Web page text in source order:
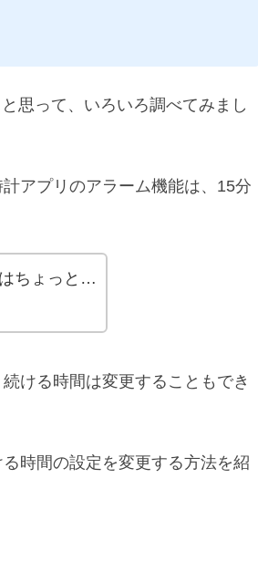
思って、いろいろ調べてみまし
アプリのアラーム機能は、15分
ちょっと…
ける時間は変更することもでき
時間の設定を変更する方法を紹